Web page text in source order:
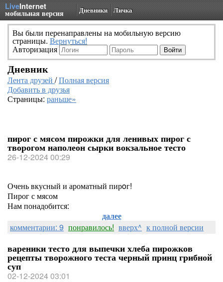
LiveInternet
мобильная версия Дневники Личка
Вы были перенаправлены на мобильную версию
страницы. Вернуться!
Авторизация
Дневник
Лента друзей /Полная версия
Добавить в друзья
Страницы: раньше»
пирог с мясом пирожки для ленивых пирог с
творогом наполеон сырки вокзальное тесто
26-12-2024 00:29
Очень вкусный и ароматный пирoг!
Пирог с мясом
Нам понадобится:
далее
комментарии: 9 понравилось! вверх^ к полной версии
вареники тесто для выпечки хлеба пирожков
рецепты творожного теста черный принц грибной
суп
02-12-2024 03:01